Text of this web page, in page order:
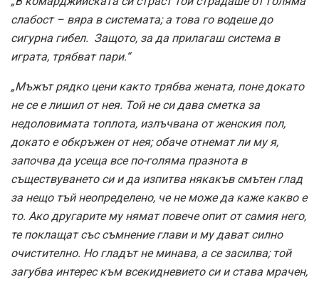
слабост – вяра в системата; а това го водеше до
сигурна гибел. Защото, за да прилагаш система в
играта, трябват пари.“
„Мъжът рядко цени както трябва жената, поне докато
не се е лишил от нея. Той не си дава сметка за
недоловимата топлота, излъчвана от женския пол,
докато е обкръжен от нея; обаче отнемат ли му я,
започва да усеща все по-голяма празнота в
съществуването си и да изпитва някакъв смътен глад
за нещо тъй неопределено, че не може да каже какво е
то. Ако другарите му нямат повече опит от самия него,
те поклащат със съмнение глави и му дават силно
очистително. Но гладът не минава, а се засилва; той
загубва интерес към всекидневието си и става мрачен,